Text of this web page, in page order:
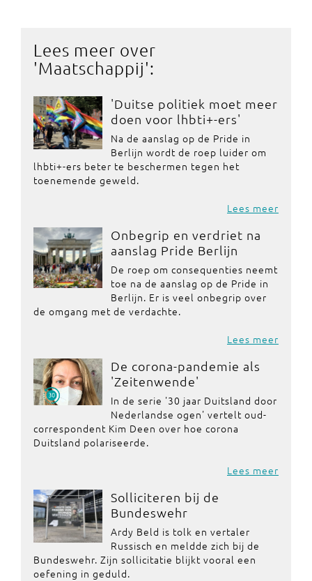
Lees meer over
'Maatschappij':
'Duitse politiek moet meer
doen voor lhbti+-ers'
Na de aanslag op de Pride in
Berlijn wordt de roep luider om
lhbti+-ers beter te beschermen tegen het
toenemende geweld.
Lees meer
Onbegrip en verdriet na
aanslag Pride Berlijn
De roep om consequenties neemt
toe na de aanslag op de Pride in
Berlijn. Er is veel onbegrip over
de omgang met de verdachte.
Lees meer
De corona-pandemie als
'Zeitenwende'
In de serie '30 jaar Duitsland door
Nederlandse ogen' vertelt oud-
correspondent Kim Deen over hoe corona
Duitsland polariseerde.
Lees meer
Solliciteren bij de
Bundeswehr
Ardy Beld is tolk en vertaler
Russisch en meldde zich bij de
Bundeswehr. Zijn sollicitatie blijkt vooral een
oefening in geduld.